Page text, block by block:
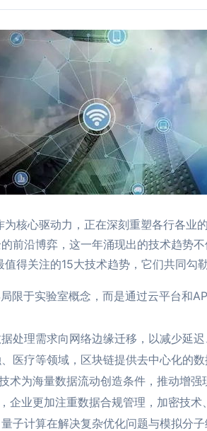
核心驱动力，正在深刻重塑各行各业
前沿博弈，这一年涌现出的技术趋势
得关注的15大技术趋势，它们共同勾
限于实验室概念，而是通过云平台和
处理需求向网络边缘迁移，以减少延
医疗等领域，区块链提供去中心化的
为海量数据流动创造条件，推动增强
企业更加注重数据合规管理，加密技术
子计算在解决复杂优化问题与模拟分